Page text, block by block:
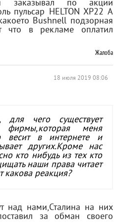
заказывал по акции
пульсар HELTON XP22 A
Bushnell подзорная
что в рекламе оплатил
Жалоба
18 июля 2019 08:06
для чего существует
фирмы,которая меня
в интернете и
других.Кроме нас
кто нибудь из тех кто
наши права читает
какова реакция?
над нами,Сталина на них
за обман своего